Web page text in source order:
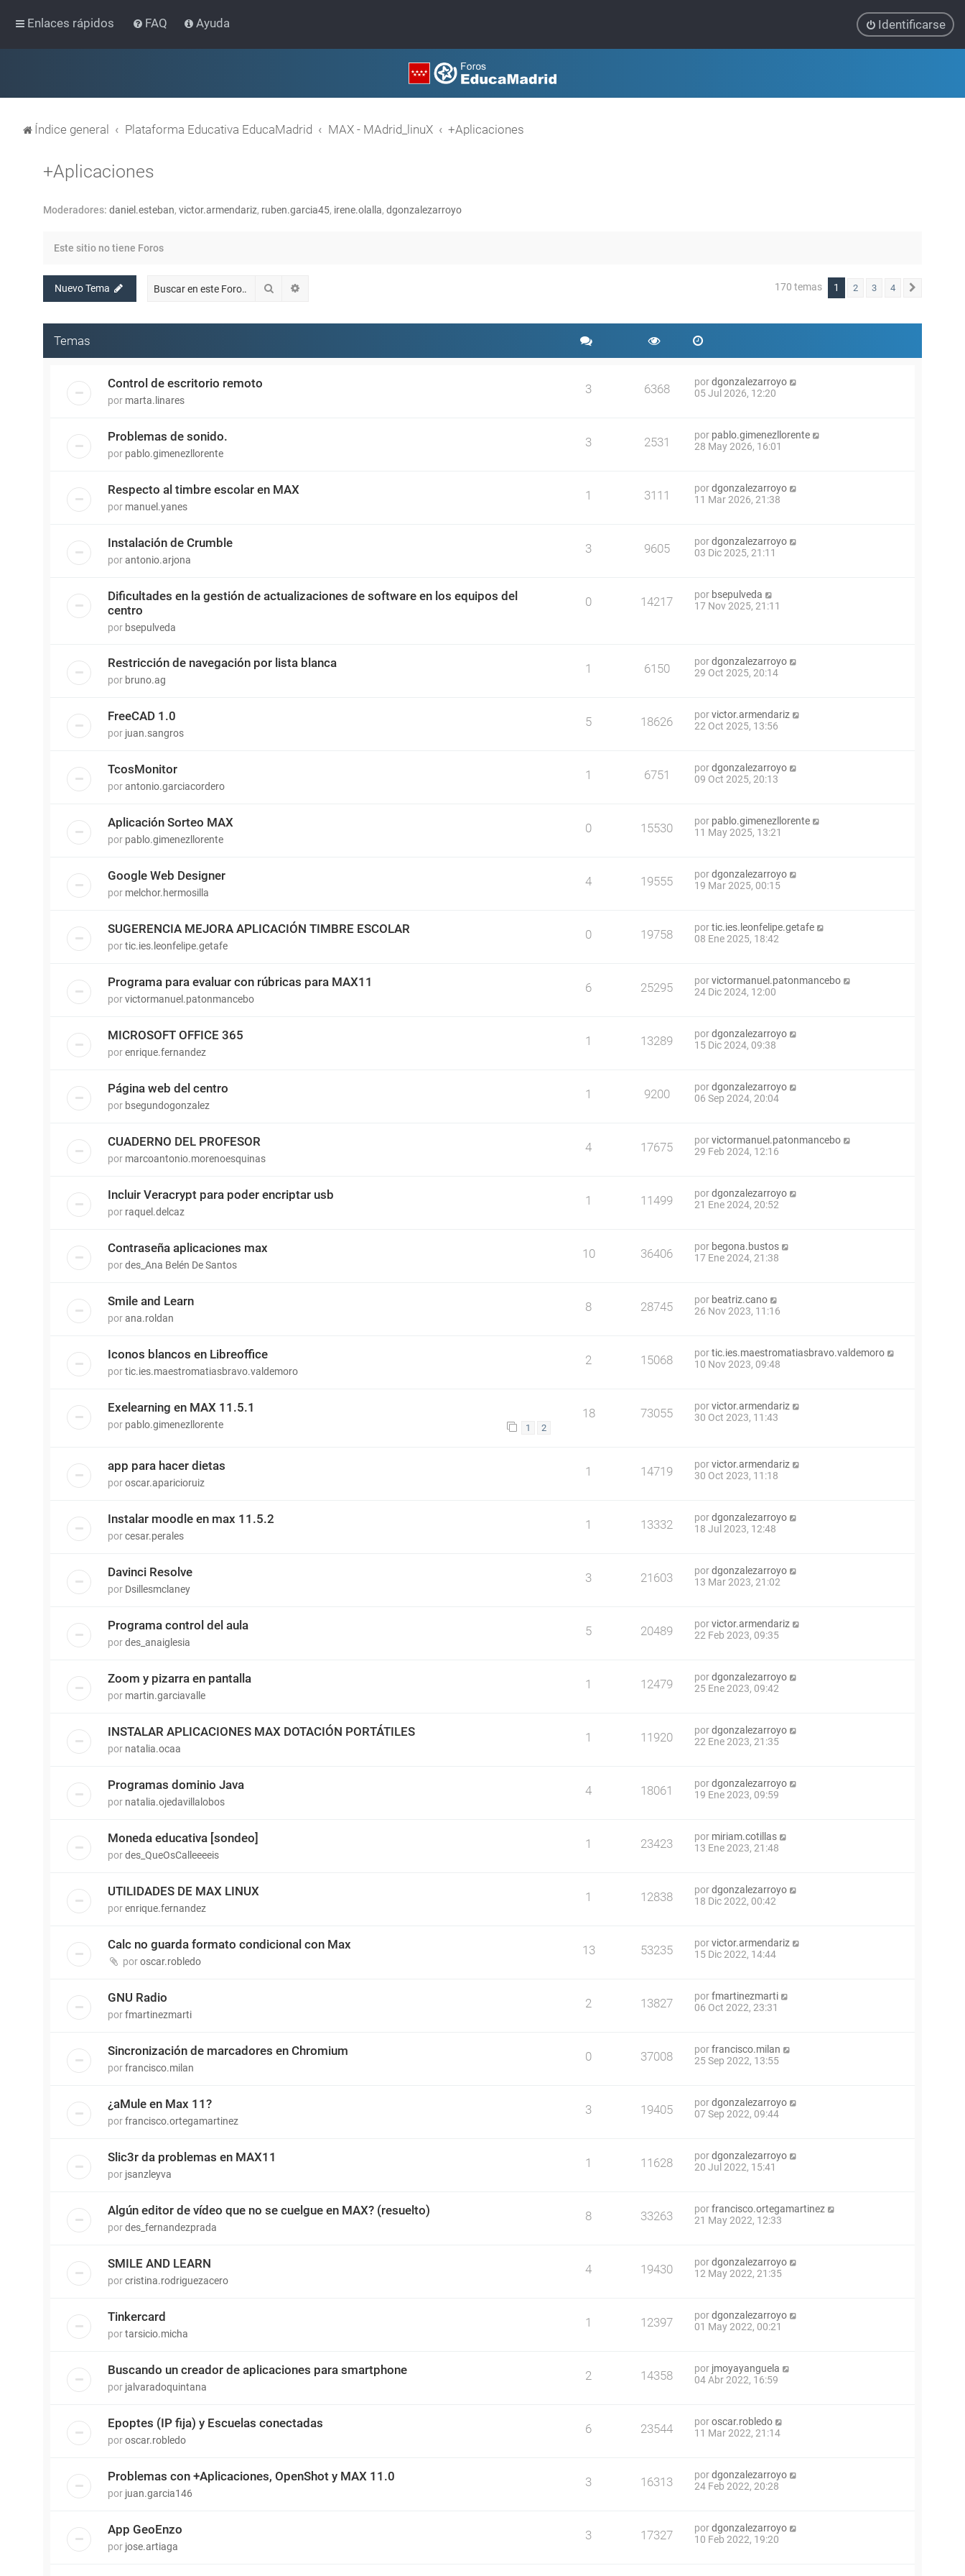
Enlaces rápidos FAQ Ayuda Identificarse
Índice general Plataforma Educativa EducaMadrid MAX - MAdrid_linuX +Aplicaciones
+Aplicaciones
Moderadores: daniel.esteban, victor.armendariz, ruben.garcia45, irene.olalla, dgonzalezarroyo
Este sitio no tiene Foros
Nuevo Tema Buscar 170 temas 1 2 3 4
Temas
Control de escritorio remoto
por marta.linares
3 6368 pordgonzalezarroyo
05 Jul 2026, 12:20
Problemas de sonido.
por pablo.gimenezllorente
3 2531 por pablo.gimenezllorente
28 May 2026, 16:01
Respecto al timbre escolar en MAX
por manuel.yanes
1 3111 pordgonzalezarroyo
11 Mar 2026, 21:38
Instalación de Crumble
porantonio.arjona
3 9605 pordgonzalezarroyo
03 Dic 2025, 21:11
Dificultades en la gestión de actualizaciones de software en los equipos del
centro
por bsepulveda
0 14217 por bsepulveda
17 Nov 2025, 21:11
Restricción de navegación por lista blanca
por bruno.ag
1 6150 pordgonzalezarroyo
29 Oct 2025, 20:14
FreeCAD 1.0
por juan.sangros
5 18626 porvictor.armendariz
22 Oct 2025, 13:56
TcosMonitor
porantonio.garciacordero
1 6751 pordgonzalezarroyo
09 Oct 2025, 20:13
Aplicación Sorteo MAX
por pablo.gimenezllorente
0 15530 por pablo.gimenezllorente
11 May 2025, 13:21
Google Web Designer
por melchor.hermosilla
4 19555 pordgonzalezarroyo
19 Mar 2025, 00:15
SUGERENCIA MEJORA APLICACIÓN TIMBRE ESCOLAR
portic.ies.leonfelipe.getafe
0 19758 portic.ies.leonfelipe.getafe
08 Ene 2025, 18:42
Programa para evaluar con rúbricas para MAX11
porvictormanuel.patonmancebo
6 25295 porvictormanuel.patonmancebo
24 Dic 2024, 12:00
MICROSOFT OFFICE 365
porenrique.fernandez
1 13289 pordgonzalezarroyo
15 Dic 2024, 09:38
Página web del centro
por bsegundogonzalez
1 9200 pordgonzalezarroyo
06 Sep 2024, 20:04
CUADERNO DEL PROFESOR
por marcoantonio.morenoesquinas
4 17675 porvictormanuel.patonmancebo
29 Feb 2024, 12:16
Incluir Veracrypt para poder encriptar usb
por raquel.delcaz
1 11499 pordgonzalezarroyo
21 Ene 2024, 20:52
Contraseña aplicaciones max
pordes_Ana Belén De Santos
10 36406 por begona.bustos
17 Ene 2024, 21:38
Smile and Learn
porana.roldan
8 28745 por beatriz.cano
26 Nov 2023, 11:16
Iconos blancos en Libreoffice
portic.ies.maestromatiasbravo.valdemoro
2 15068 portic.ies.maestromatiasbravo.valdemoro
10 Nov 2023, 09:48
Exelearning en MAX 11.5.1
por pablo.gimenezllorente 1 2
18 73055 porvictor.armendariz
30 Oct 2023, 11:43
app para hacer dietas
poroscar.aparicioruiz
1 14719 porvictor.armendariz
30 Oct 2023, 11:18
Instalar moodle en max 11.5.2
porcesar.perales
1 13332 pordgonzalezarroyo
18 Jul 2023, 12:48
Davinci Resolve
por Dsillesmclaney
3 21603 pordgonzalezarroyo
13 Mar 2023, 21:02
Programa control del aula
pordes_anaiglesia
5 20489 porvictor.armendariz
22 Feb 2023, 09:35
Zoom y pizarra en pantalla
por martin.garciavalle
1 12479 pordgonzalezarroyo
25 Ene 2023, 09:42
INSTALAR APLICACIONES MAX DOTACIÓN PORTÁTILES
por natalia.ocaa
1 11920 pordgonzalezarroyo
22 Ene 2023, 21:35
Programas dominio Java
por natalia.ojedavillalobos
4 18061 pordgonzalezarroyo
19 Ene 2023, 09:59
Moneda educativa [sondeo]
pordes_QueOsCalleeeeis
1 23423 por miriam.cotillas
13 Ene 2023, 21:48
UTILIDADES DE MAX LINUX
porenrique.fernandez
1 12838 pordgonzalezarroyo
18 Dic 2022, 00:42
Calc no guarda formato condicional con Max
poroscar.robledo
13 53235 porvictor.armendariz
15 Dic 2022, 14:44
GNU Radio
porfmartinezmarti
2 13827 porfmartinezmarti
06 Oct 2022, 23:31
Sincronización de marcadores en Chromium
porfrancisco.milan
0 37008 porfrancisco.milan
25 Sep 2022, 13:55
¿aMule en Max 11?
porfrancisco.ortegamartinez
3 19405 pordgonzalezarroyo
07 Sep 2022, 09:44
Slic3r da problemas en MAX11
por jsanzleyva
1 11628 pordgonzalezarroyo
20 Jul 2022, 15:41
Algún editor de vídeo que no se cuelgue en MAX? (resuelto)
pordes_fernandezprada
8 33263 porfrancisco.ortegamartinez
21 May 2022, 12:33
SMILE AND LEARN
porcristina.rodriguezacero
4 19430 pordgonzalezarroyo
12 May 2022, 21:35
Tinkercard
portarsicio.micha
1 12397 pordgonzalezarroyo
01 May 2022, 00:21
Buscando un creador de aplicaciones para smartphone
por jalvaradoquintana
2 14358 por jmoyayanguela
04 Abr 2022, 16:59
Epoptes (IP fija) y Escuelas conectadas
poroscar.robledo
6 23544 poroscar.robledo
11 Mar 2022, 21:14
Problemas con +Aplicaciones, OpenShot y MAX 11.0
por juan.garcia146
3 16313 pordgonzalezarroyo
24 Feb 2022, 20:28
App GeoEnzo
por jose.artiaga
3 17327 pordgonzalezarroyo
10 Feb 2022, 19:20